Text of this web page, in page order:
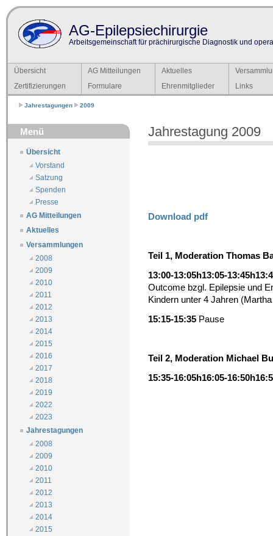
AG-Epilepsiechirurgie
Arbeitsgemeinschaft für prächirurgische Diagnostik und
Übersicht AG Mitteilungen Aktuelles
Zertifizierungen
Formulare Ehrenmitglieder Links
Jahrestagungen 2009
Menü
Übersicht
Vorstand
Satzung
Spenden
Presse
AG Mitteilungen
Aktuelles
Versammlungen
2008
2009
2010
2011
2012
2013
2014
2015
2016
2017
2018
2019
2022
2023
Jahrestagungen
2008
2009
2010
2011
2012
2013
2014
2015
Jahrestagung 2009
Download pdf
Teil 1, Moderation Thomas
13:00-13:05h13:05-13:45h
Outcome bzgl. Epilepsie und
Kindern unter 4 Jahren
15:15-15:35 Pause
Teil 2, Moderation Michael
15:35-16:05h16:05-16:50h